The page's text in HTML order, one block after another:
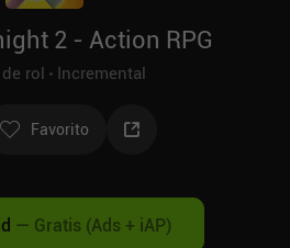
2 - Action RPG
rol Incremental
Favorito
— Gratis (Ads + iAP)